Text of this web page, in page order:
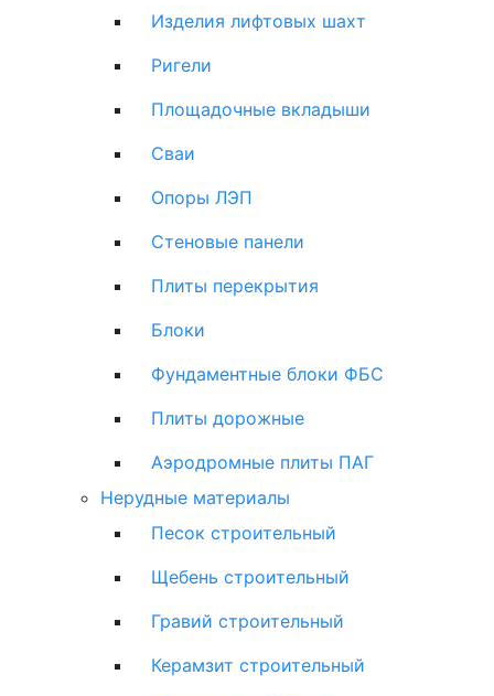
Изделия лифтовых шахт
Ригели
Площадочные вкладыши
Сваи
Опоры ЛЭП
Стеновые панели
Плиты перекрытия
Блоки
Фундаментные блоки ФБС
Плиты дорожные
Аэродромные плиты ПАГ
Нерудные материалы
Песок строительный
Щебень строительный
Гравий строительный
Керамзит строительный